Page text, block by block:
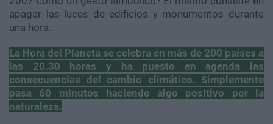
apagar las luces de edificios y monumentos durante
una hora.
La Hora del Planeta se celebra en más de 200 países a
las 20.30 horas y ha puesto en agenda las
consecuencias del cambio climático. Simplemente
pasa 60 minutos haciendo algo positivo por la
naturaleza.